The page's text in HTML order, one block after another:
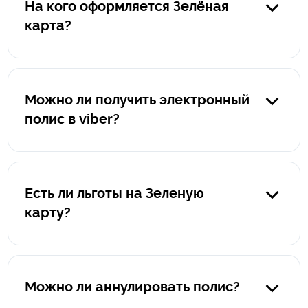
На кого оформляется Зелёная
карта?
Можно ли получить электронный
полис в viber?
электронный полис в pdf-формате, а также памятку "Что
границей".
Есть ли льготы на Зеленую
карту?
выезда за границу не предусмотрены.
Можно ли аннулировать полис?